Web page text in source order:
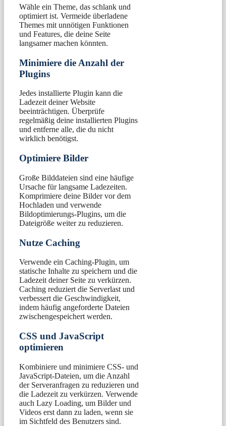
Wähle ein Theme, das schlank und
optimiert ist. Vermeide überladene
Themes mit unnötigen Funktionen
und Features, die deine Seite
langsamer machen könnten.
Minimiere die Anzahl der
Plugins
Jedes installierte Plugin kann die
Ladezeit deiner Website
beeinträchtigen. Überprüfe
regelmäßig deine installierten Plugins
und entferne alle, die du nicht
wirklich benötigst.
Optimiere Bilder
Große Bilddateien sind eine häufige
Ursache für langsame Ladezeiten.
Komprimiere deine Bilder vor dem
Hochladen und verwende
Bildoptimierungs-Plugins, um die
Dateigröße weiter zu reduzieren.
Nutze Caching
Verwende ein Caching-Plugin, um
statische Inhalte zu speichern und die
Ladezeit deiner Seite zu verkürzen.
Caching reduziert die Serverlast und
verbessert die Geschwindigkeit,
indem häufig angeforderte Dateien
zwischengespeichert werden.
CSS und JavaScript
optimieren
Kombiniere und minimiere CSS- und
JavaScript-Dateien, um die Anzahl
der Serveranfragen zu reduzieren und
die Ladezeit zu verkürzen. Verwende
auch Lazy Loading, um Bilder und
Videos erst dann zu laden, wenn sie
im Sichtfeld des Benutzers sind.